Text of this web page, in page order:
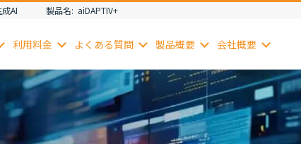
成AI 製品名: aiDAPTIV+
利用料金 よくある質問 製品概要 会社概要